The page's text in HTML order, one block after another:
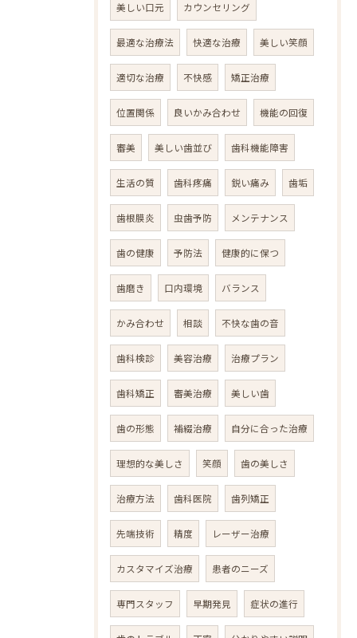
美しい口元 カウンセリング
最適な治療法 快適な治療 美しい笑顔
適切な治療 不快感 矯正治療
位置関係 良いかみ合わせ 機能の回復
審美 美しい歯並び 歯科機能障害
生活の質 歯科疼痛 鋭い痛み 歯垢
歯根膜炎 虫歯予防 メンテナンス
歯の健康 予防法 健康的に保つ
歯磨き 口内環境 バランス
かみ合わせ 相談 不快な歯の音
歯科検診 美容治療 治療プラン
歯科矯正 審美治療 美しい歯
歯の形態 補綴治療 自分に合った治療
理想的な美しさ 笑顔 歯の美しさ
治療方法 歯科医院 歯列矯正
先端技術 精度 レーザー治療
カスタマイズ治療 患者のニーズ
専門スタッフ 早期発見 症状の進行